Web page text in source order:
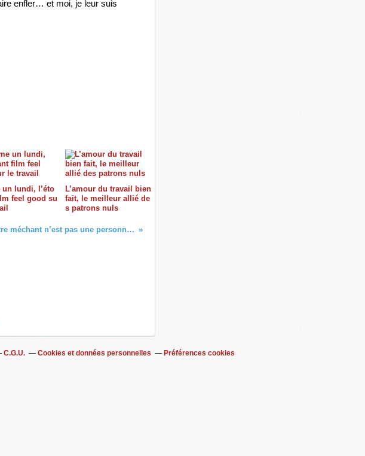
enfler… et moi, je leur suis
un lundi, l’éto
feel good su
L’amour du travail bien
fait, le meilleur allié de
s patrons nuls
Etre méchant n’est pas une personnalité
C.G.U. Cookies et données personnelles Préférences cookies